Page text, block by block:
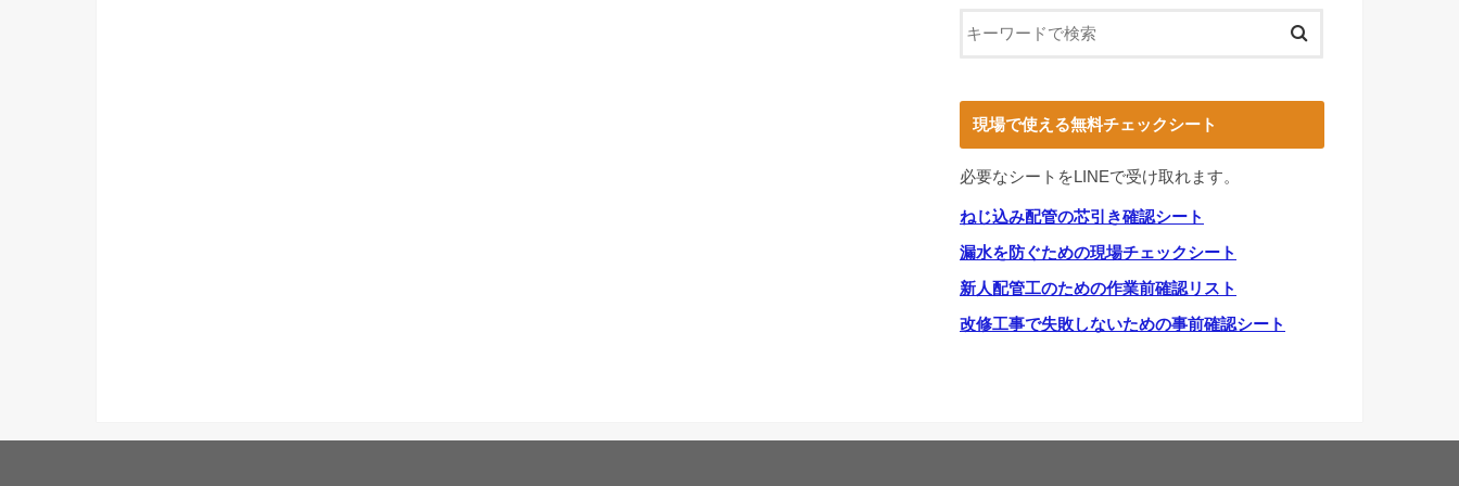
現場で使える無料チェックシート
必要なシートをLINEで受け取れます。
ねじ込み配管の芯引き確認シート
漏水を防ぐための現場チェックシート
新人配管工のための作業前確認リスト
改修工事で失敗しないための事前確認シート